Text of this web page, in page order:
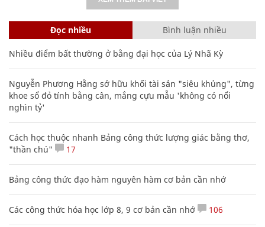
Đọc nhiều Bình luận nhiều
Nhiều điểm bất thường ở bằng đại học của Lý Nhã Kỳ
Nguyễn Phương Hằng sở hữu khối tài sản "siêu khủng", từng
khoe sổ đỏ tính bằng cân, mắng cựu mẫu 'không có nổi
nghìn tỷ'
Cách học thuộc nhanh Bảng công thức lượng giác bằng thơ,
"thần chú"
17
Bảng công thức đạo hàm nguyên hàm cơ bản cần nhớ
Các công thức hóa học lớp 8, 9 cơ bản cần nhớ 106